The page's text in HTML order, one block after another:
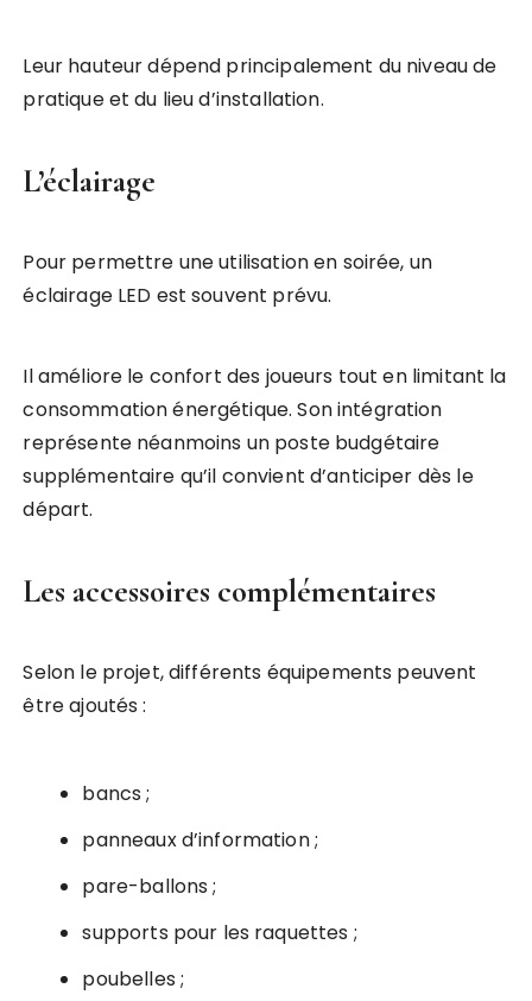
Leur hauteur dépend principalement du niveau de
pratique et du lieu d’installation.
L’éclairage
Pour permettre une utilisation en soirée, un
éclairage LED est souvent prévu.
Il améliore le confort des joueurs tout en limitant la
consommation énergétique. Son intégration
représente néanmoins un poste budgétaire
supplémentaire qu’il convient d’anticiper dès le
départ.
Les accessoires complémentaires
Selon le projet, différents équipements peuvent
être ajoutés :
bancs ;
panneaux d’information ;
pare-ballons ;
supports pour les raquettes ;
poubelles ;